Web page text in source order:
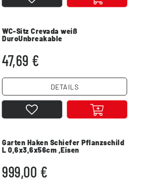
WC-Sitz Crevada weiß
DuroUnbreakable
47,69 €
DETAILS
Garten Haken Schiefer Pflanzschild
L 0,6x3,6x56cm ,Eisen
999,00 €